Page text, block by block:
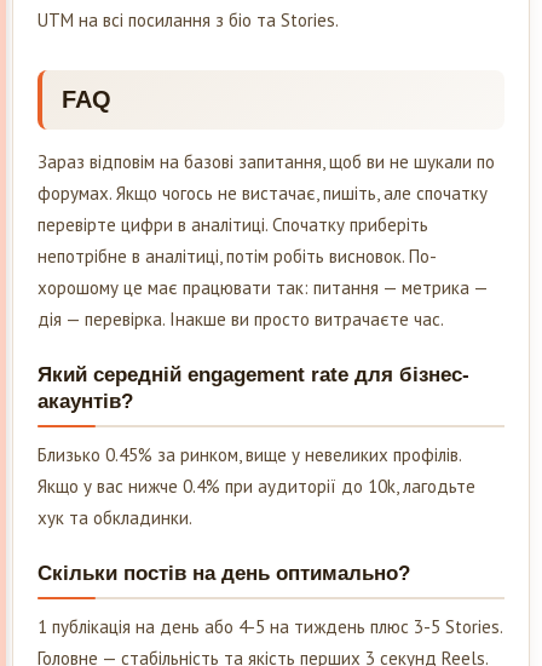
UTM на всі посилання з біо та Stories.
FAQ
Зараз відповім на базові запитання, щоб ви не шукали по
форумах. Якщо чогось не вистачає, пишіть, але спочатку
перевірте цифри в аналітиці. Спочатку приберіть
непотрібне в аналітиці, потім робіть висновок. По-
хорошому це має працювати так: питання — метрика —
дія — перевірка. Інакше ви просто витрачаєте час.
Який середній engagement rate для бізнес-
акаунтів?
Близько 0.45% за ринком, вище у невеликих профілів.
Якщо у вас нижче 0.4% при аудиторії до 10k, лагодьте
хук та обкладинки.
Скільки постів на день оптимально?
1 публікація на день або 4-5 на тиждень плюс 3-5 Stories.
Головне — стабільність та якість перших 3 секунд Reels.